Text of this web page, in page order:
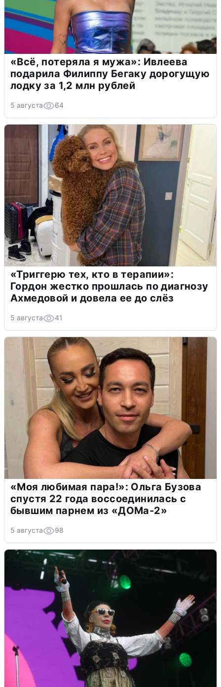
«Всё, потеряла я мужа»: Ивлеева
подарила Филиппу Бегаку дорогущую
лодку за 1,2 млн рублей
5 августа 64
«Триггерю тех, кто в терапии»:
Гордон жестко прошлась по диагнозу
Ахмедовой и довела ее до слёз
5 августа 41
«Моя любимая пара!»: Ольга Бузова
спустя 22 года воссоединилась с
бывшим парнем из «ДОМа-2»
5 августа 98